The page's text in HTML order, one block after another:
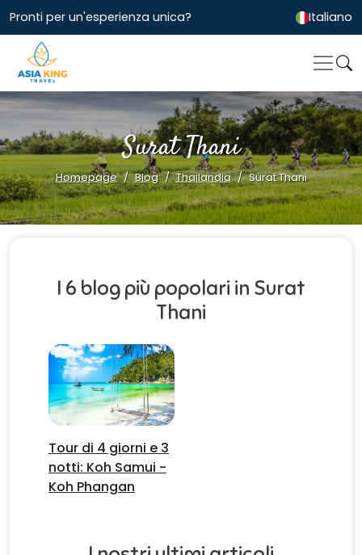
Pronti per un'esperienza unica? Italiano
Surat Thani
Homepage Blog Thailandia Surat Thani
I 6 blog più popolari in Surat
Thani
Tour di 4 giorni e 3
notti: Koh Samui -
Koh Phangan